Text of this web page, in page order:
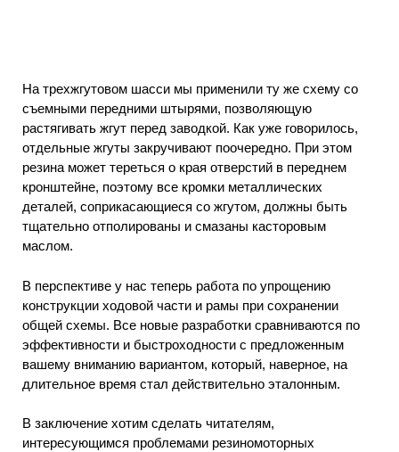
На трехжгутовом шасси мы применили ту же схему со
съемными передними штырями, позволяющую
растягивать жгут перед заводкой. Как уже говорилось,
отдельные жгуты закручивают поочередно. При этом
резина может тереться о края отверстий в переднем
кронштейне, поэтому все кромки металлических
деталей, соприкасающиеся со жгутом, должны быть
тщательно отполированы и смазаны касторовым
маслом.
В перспективе у нас теперь работа по упрощению
конструкции ходовой части и рамы при сохранении
общей схемы. Все новые разработки сравниваются по
эффективности и быстроходности с предложенным
вашему вниманию вариантом, который, наверное, на
длительное время стал действительно эталонным.
В заключение хотим сделать читателям,
интересующимся проблемами резиномоторных